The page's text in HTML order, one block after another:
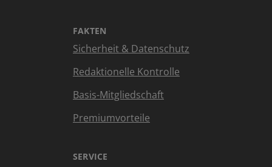
FAKTEN
Sicherheit & Datenschutz
Redaktionelle Kontrolle
Basis-Mitgliedschaft
Premiumvorteile
SERVICE